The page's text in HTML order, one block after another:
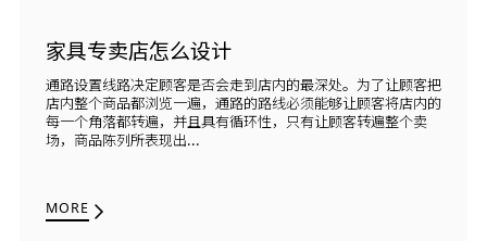
家具专卖店怎么设计
通路设置线路决定顾客是否会走到店内的最深处。为了让顾客把
店内整个商品都浏览一遍，通路的路线必须能够让顾客将店内的
每一个角落都转遍，并且具有循环性，只有让顾客转遍整个卖
场，商品陈列所表现出...
MORE